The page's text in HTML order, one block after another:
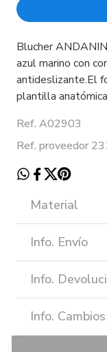
Blucher
azul marino con
antideslizante.El
plantilla
Ref. A02903
Ref. proveedor
Material
Info. Envío
Info.
Info. Cambios